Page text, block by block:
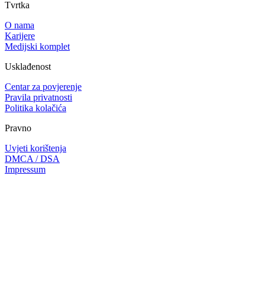
Tvrtka
O nama
Karijere
Medijski komplet
Usklađenost
Centar za povjerenje
Pravila privatnosti
Politika kolačića
Pravno
Uvjeti korištenja
DMCA / DSA
Impressum